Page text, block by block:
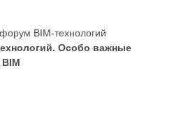
BIM-технологий
Особо важные